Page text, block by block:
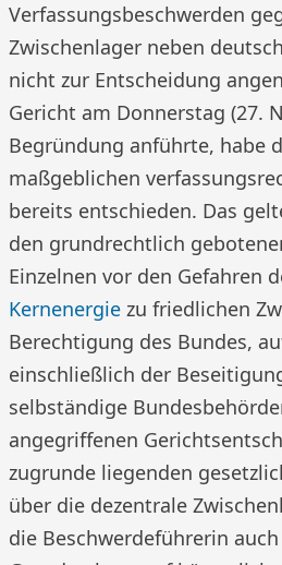
Verfassungsbeschwerden
Zwischenlager neben
nicht zur Entscheidung
Gericht am Donnerstag (27.
Begründung anführte, habe
maßgeblichen
bereits entschieden. Das
den grundrechtlich
Einzelnen vor den Gefahren
Kernenergie zu friedlichen
Berechtigung des Bundes,
einschließlich der
selbständige
angegriffenen
zugrunde liegenden
über die dezentrale
die Beschwerdeführerin